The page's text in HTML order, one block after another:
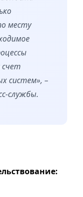
месту
счет
систем», –
службы.